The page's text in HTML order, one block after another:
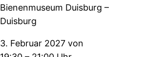
Bienenmuseum Duisburg –
Duisburg
3. Februar 2027 von